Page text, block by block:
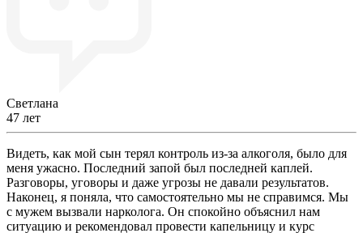
Светлана
47 лет
Видеть, как мой сын терял контроль из-за алкоголя, было для
меня ужасно. Последний запой был последней каплей.
Разговоры, уговоры и даже угрозы не давали результатов.
Наконец, я поняла, что самостоятельно мы не справимся. Мы
с мужем вызвали нарколога. Он спокойно объяснил нам
ситуацию и рекомендовал провести капельницу и курс